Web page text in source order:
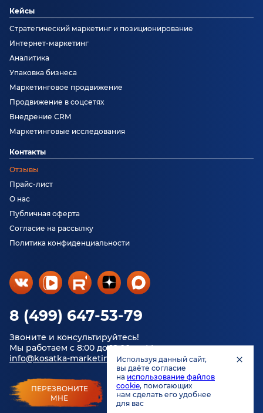
8 (499) 647-53-79
Звоните и консультируйтесь!
Мы работаем с 8:00 до 18:00 по Москве.
info@kosatka-marketing.ru
ПЕРЕЗВОНИТЕ
МНЕ
Кейсы
Стратегический маркетинг и позиционирование
Интернет-маркетинг
Аналитика
Упаковка бизнеса
Маркетинговое продвижение
Продвижение в соцсетях
Внедрение CRM
Маркетинговые исследования
Контакты
Отзывы
Прайс-лист
О нас
Публичная оферта
Согласие на рассылку
Политика конфиденциальности
Используя данный сайт,
вы даёте согласие
на использование файлов
cookie, помогающих
нам сделать его удобнее
для вас